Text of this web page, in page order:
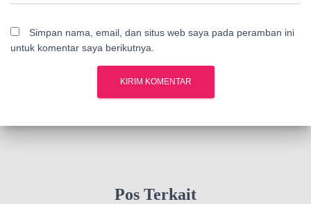
Simpan nama, email, dan situs web saya pada peramban ini
untuk komentar saya berikutnya.
Pos Terkait